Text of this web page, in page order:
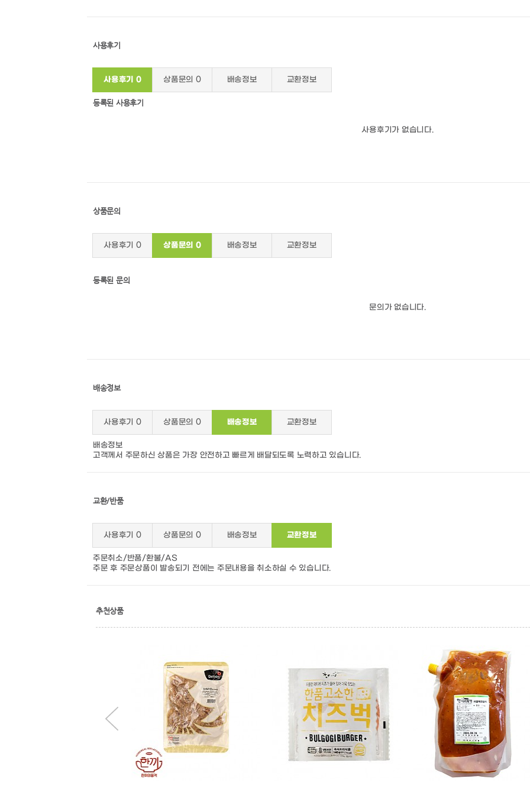
사용후기
사용후기 0 상품문의 0 배송정보 교환정보
등록된 사용후기
사용후기가 없습니다.
상품문의
사용후기 0 상품문의 0 배송정보 교환정보
등록된 문의
문의가 없습니다.
배송정보
사용후기 0 상품문의 0 배송정보 교환정보
배송정보
고객께서 주문하신 상품은 가장 안전하고 빠르게 배달되도록 노력하고 있습니다.
교환/반품
사용후기 0 상품문의 0 배송정보 교환정보
주문취소/반품/환불/AS
주문 후 주문상품이 발송되기 전에는 주문내용을 취소하실 수 있습니다.
추천상품